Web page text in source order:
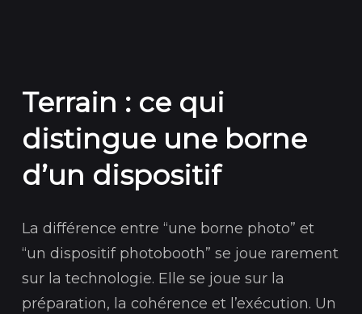
Terrain : ce qui
distingue une borne
d’un dispositif
La différence entre “une borne photo” et
“un dispositif photobooth” se joue rarement
sur la technologie. Elle se joue sur la
préparation, la cohérence et l’exécution. Un